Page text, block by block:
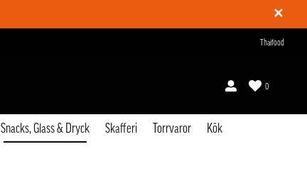
✕
Thaifood
0
Snacks, Glass & Dryck Skafferi Torrvaror Kök